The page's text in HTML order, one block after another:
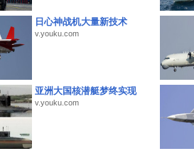
日心神战机大量新技术
v.youku.com
亚洲大国核潜艇梦终实现
v.youku.com